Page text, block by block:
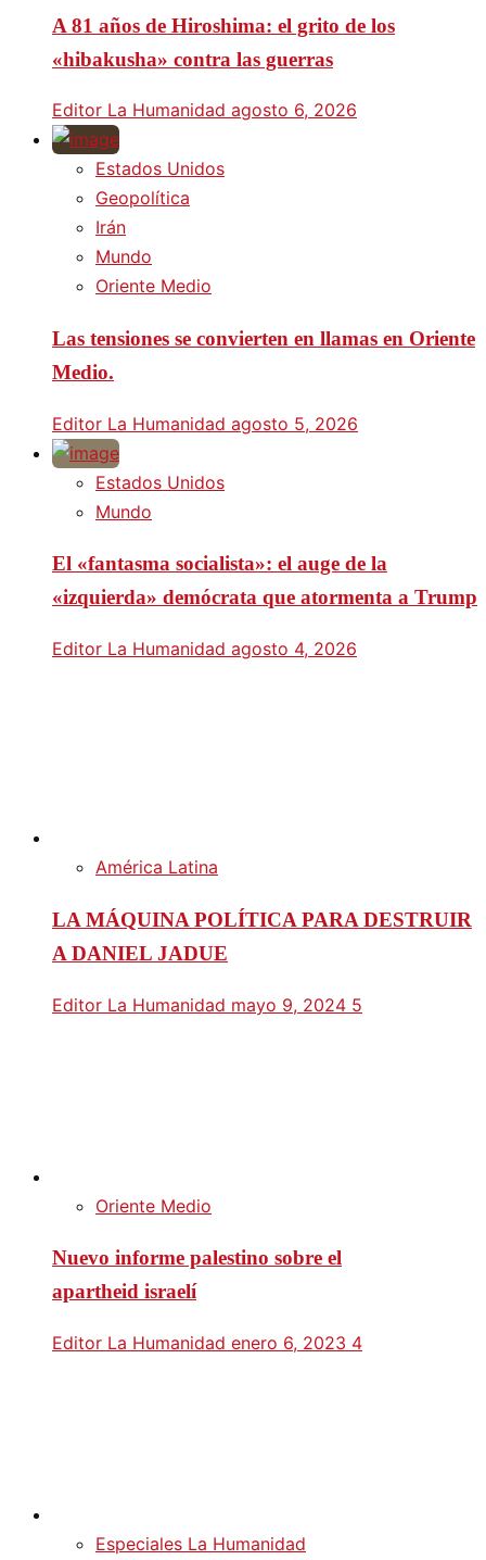
A 81 años de Hiroshima: el grito de los
«hibakusha» contra las guerras
Editor La Humanidad agosto 6, 2026
Estados Unidos
Geopolítica
Irán
Mundo
Oriente Medio
Las tensiones se convierten en llamas en Oriente
Medio.
Editor La Humanidad agosto 5, 2026
Estados Unidos
Mundo
El «fantasma socialista»: el auge de la
«izquierda» demócrata que atormenta a Trump
Editor La Humanidad agosto 4, 2026
América Latina
LA MÁQUINA POLÍTICA PARA DESTRUIR
A DANIEL JADUE
Editor La Humanidad mayo 9, 2024 5
Oriente Medio
Nuevo informe palestino sobre el
apartheid israelí
Editor La Humanidad enero 6, 2023 4
Especiales La Humanidad